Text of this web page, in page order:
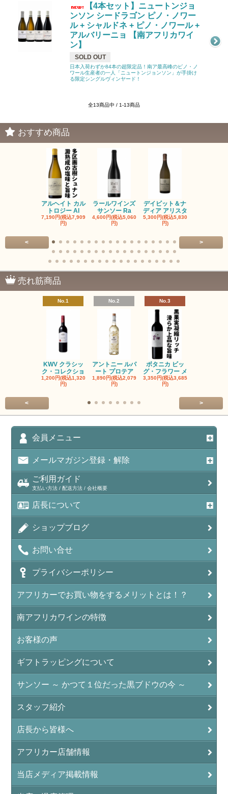
【4本セット】ニュートンジョ
ンソン シードラゴン ピノ・ノワー
ル + シャルドネ + ピノ・ノワール +
アルバリーニョ 【南アフリカワイ
ン】
SOLD OUT
日本入荷わずか84本の超限定品！南ア最高峰のピノ・ノ
ワール生産者の一人「ニュートンジョンソン」が手掛け
る限定シングルヴィンヤード！
全13商品中 / 1-13商品
おすすめ商品
アルヘイト カル
トロジー Al
7,190円(税込7,909
円)
ラールワインズ
サンソー Ra
4,600円(税込5,060
円)
デイビット＆ナ
ディア アリスタ
5,300円(税込5,830
円)
< >
売れ筋商品
No.1
KWV クラシッ
ク・コレクショ
1,200円(税込1,320
円)
No.2
アントニー ルパ
ート プロテア
1,890円(税込2,079
円)
No.3
ボタニカ ビッ
グ・フラワー メ
3,350円(税込3,685
円)
< >
会員メニュー
メールマガジン登録・解除
ご利用ガイド
支払い方法 / 配送方法 / 会社概要
店長について
ショップブログ
お問い合せ
プライバシーポリシー
アフリカーでお買い物をするメリットとは！？
南アフリカワインの特徴
お客様の声
ギフトラッピングについて
サンソー ～ かつて１位だった黒ブドウの今 ～
スタッフ紹介
店長から皆様へ
アフリカー店舗情報
当店メディア掲載情報